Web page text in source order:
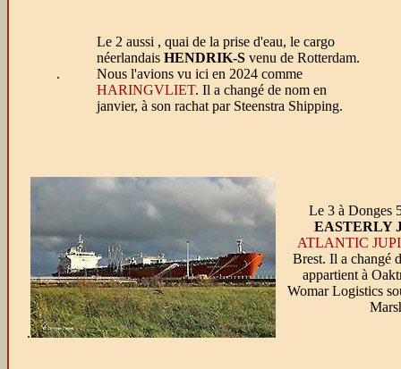
.
Le 2 aussi , quai de la prise d'eau, le cargo
néerlandais HENDRIK-S venu de Rotterdam.
Nous l'avions vu ici en 2024 comme
HARINGVLIET. Il a changé de nom en
janvier, à son rachat par Steenstra Shipping.
.
Le 3 à Donges
EASTERLY
ATLANTIC
Brest. Il a changé
appartient à
Womar Logistics